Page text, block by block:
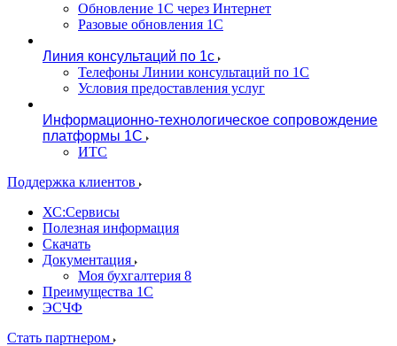
Обновление 1С через Интернет
Разовые обновления 1С
Линия консультаций по 1с
Телефоны Линии консультаций по 1С
Условия предоставления услуг
Информационно-технологическое сопровождение
платформы 1С
ИТС
Поддержка клиентов
ХС:Сервисы
Полезная информация
Скачать
Документация
Моя бухгалтерия 8
Преимущества 1С
ЭСЧФ
Стать партнером